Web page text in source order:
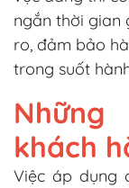
ngắn thời gian
ro, đảm bảo
trong suốt
khách
Việc áp dụng